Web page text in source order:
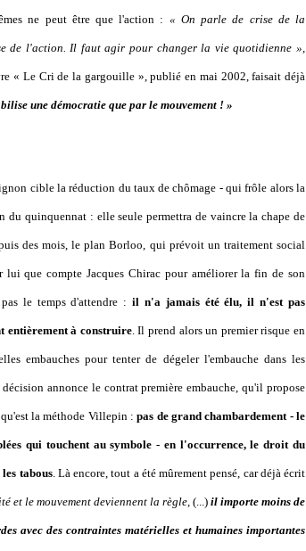
ne peut être que l'action : « On parle de crise de la
de l'action. Il faut agir pour changer la vie quotidienne »,
« Le Cri de la gargouille », publié en mai 2002, faisait déjà
une démocratie que par le mouvement ! »
cible la réduction du taux de chômage - qui frôle alors la
du quinquennat : elle seule permettra de vaincre la chape de
des mois, le plan Borloo, qui prévoit un traitement social
lui que compte Jacques Chirac pour améliorer la fin de son
le temps d'attendre : il n'a jamais été élu, il n'est pas
entièrement à construire. Il prend alors un premier risque en
embauches pour tenter de dégeler l'embauche dans les
annonce le contrat première embauche, qu'il propose
la méthode Villepin :pas de grand chambardement - le
qui touchent au symbole - en l'occurrence, le droit du
tabous. Là encore, tout a été mûrement pensé, car déjà écrit
et le mouvement deviennent la règle, (...) il importe moins de
avec des contraintes matérielles et humaines importantes